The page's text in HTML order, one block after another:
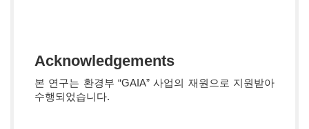
Acknowledgements
본 연구는 환경부 “GAIA” 사업의 재원으로 지원받아
수행되었습니다.